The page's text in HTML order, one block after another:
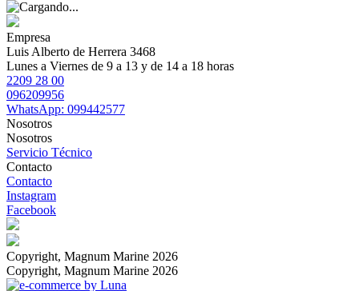
Empresa
Luis Alberto de Herrera 3468
Lunes a Viernes de 9 a 13 y de 14 a 18 horas
2209 28 00
096209956
WhatsApp: 099442577
Nosotros
Nosotros
Servicio Técnico
Contacto
Contacto
Instagram
Facebook
Copyright, Magnum Marine 2026
Copyright, Magnum Marine 2026